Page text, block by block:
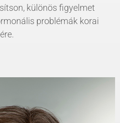
különös figyelmet
problémák korai